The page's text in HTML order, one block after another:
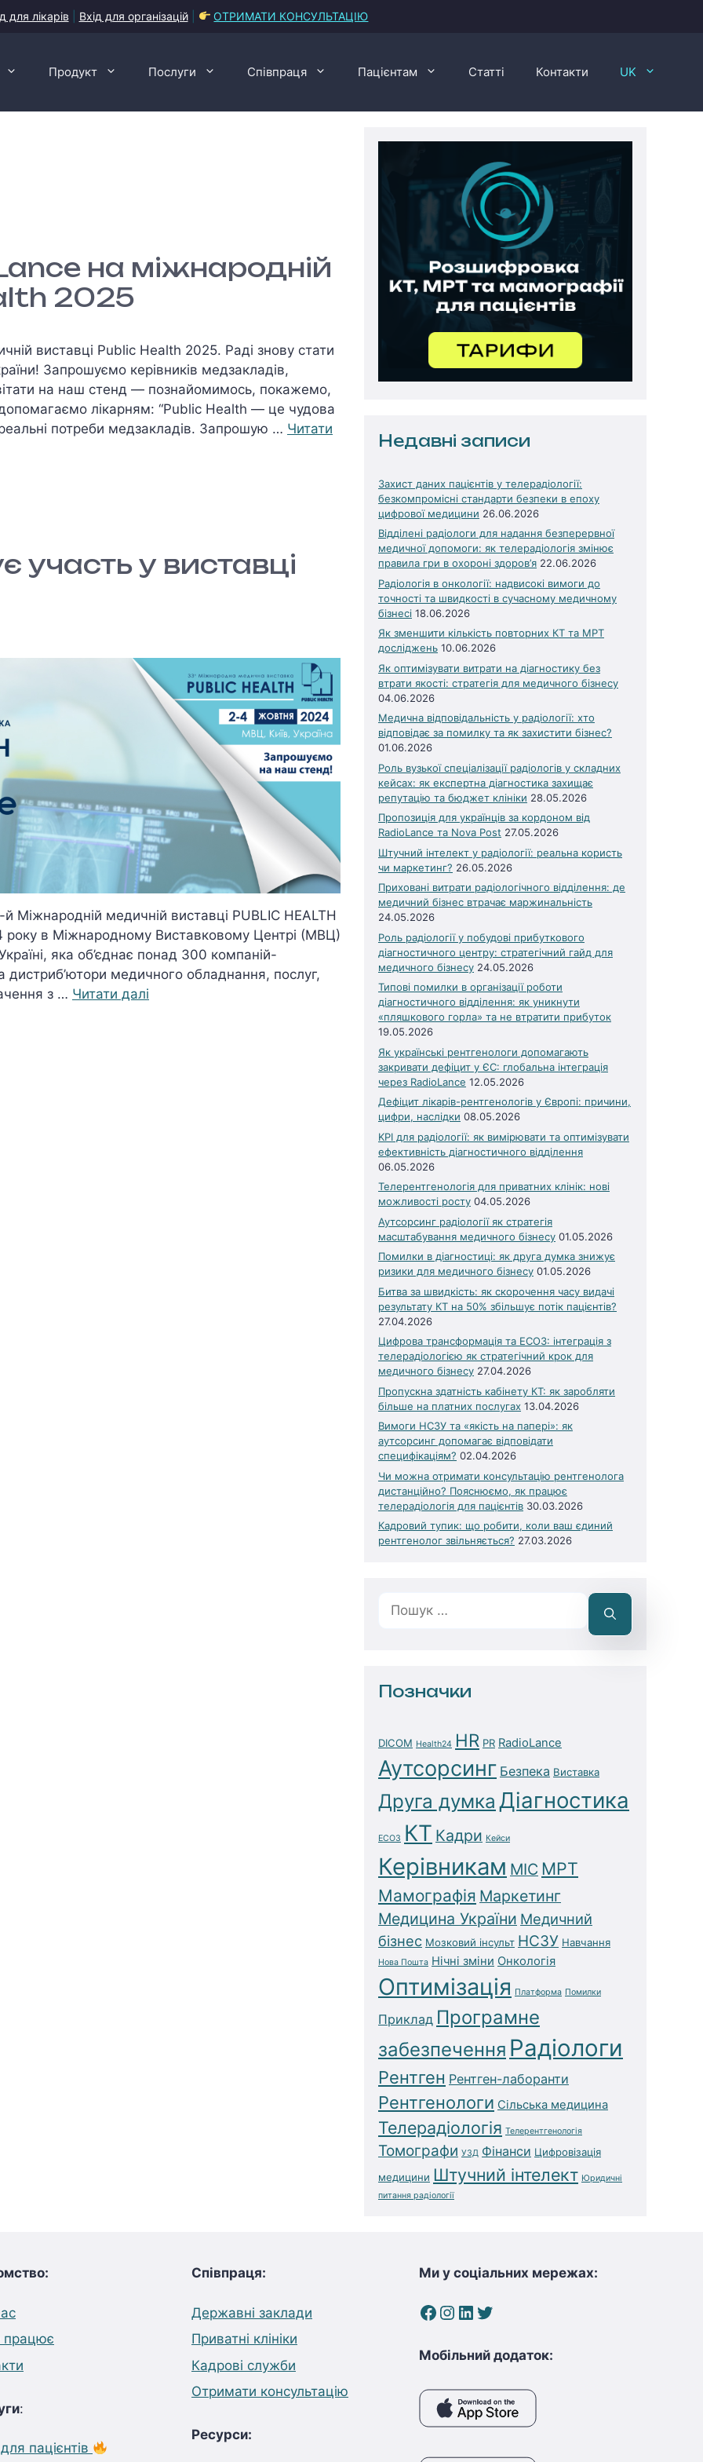
для лікарів Вхід для організацій| ОТРИМАТИ КОНСУЛЬТАЦІЮ
Продукт Послуги Співпраця Пацієнтам Статті Контакти UK
на міжнародній
2025
виставці Public Health 2025. Раді знову стати
Запрошуємо керівників медзакладів,
на наш стенд — познайомимось, покажемо,
лікарням: “Public Health — це чудова
потреби медзакладів. Запрошую … Читати
участь у виставці
медичній виставці PUBLIC HEALTH
року в Міжнародному Виставковому Центрі (МВЦ)
яка об’єднає понад 300 компаній-
дистриб’ютори медичного обладнання, послуг,
з … Читати далі
Недавні записи
Захист даних пацієнтів у телерадіології:
безкомпромісні стандарти безпеки в епоху
цифрової медицини 26.06.2026
Відділені радіологи для надання безперервної
медичної допомоги: як телерадіологія змінює
правила гри в охороні здоров’я 22.06.2026
Радіологія в онкології: надвисокі вимоги до
точності та швидкості в сучасному медичному
бізнесі 18.06.2026
Як зменшити кількість повторних КТ та МРТ
досліджень 10.06.2026
Як оптимізувати витрати на діагностику без
втрати якості: стратегія для медичного бізнесу
04.06.2026
Медична відповідальність у радіології: хто
відповідає за помилку та як захистити бізнес?
01.06.2026
Роль вузької спеціалізації радіологів у складних
кейсах: як експертна діагностика захищає
репутацію та бюджет клініки 28.05.2026
Пропозиція для українців за кордоном від
RadioLance та Nova Post 27.05.2026
Штучний інтелект у радіології: реальна користь
чи маркетинг? 26.05.2026
Приховані витрати радіологічного відділення: де
медичний бізнес втрачає маржинальність
24.05.2026
Роль радіології у побудові прибуткового
діагностичного центру: стратегічний гайд для
медичного бізнесу 24.05.2026
Типові помилки в організації роботи
діагностичного відділення: як уникнути
«пляшкового горла» та не втратити прибуток
19.05.2026
Як українські рентгенологи допомагають
закривати дефіцит у ЄС: глобальна інтеграція
через RadioLance 12.05.2026
Дефіцит лікарів-рентгенологів у Європі: причини,
цифри, наслідки 08.05.2026
KPI для радіології: як вимірювати та оптимізувати
ефективність діагностичного відділення
06.05.2026
Телерентгенологія для приватних клінік: нові
можливості росту 04.05.2026
Аутсорсинг радіології як стратегія
масштабування медичного бізнесу 01.05.2026
Помилки в діагностиці: як друга думка знижує
ризики для медичного бізнесу 01.05.2026
Битва за швидкість: як скорочення часу видачі
результату КТ на 50% збільшує потік пацієнтів?
27.04.2026
Цифрова трансформація та ЕСОЗ: інтеграція з
телерадіологією як стратегічний крок для
медичного бізнесу 27.04.2026
Пропускна здатність кабінету КТ: як заробляти
більше на платних послугах 13.04.2026
Вимоги НСЗУ та «якість на папері»: як
аутсорсинг допомагає відповідати
специфікаціям? 02.04.2026
Чи можна отримати консультацію рентгенолога
дистанційно? Пояснюємо, як працює
телерадіологія для пацієнтів 30.03.2026
Кадровий тупик: що робити, коли ваш єдиний
рентгенолог звільняється? 27.03.2026
Позначки
DICOM Health24 HR PR RadioLance
Аутсорсинг Безпека Виставка
Друга думка Діагностика
ЕСОЗ КТ Кадри Кейси
Керівникам МІС МРТ
Мамографія Маркетинг
Медицина України Медичний
бізнес Мозковий інсульт НСЗУ Навчання
Нова Пошта Нічні зміни Онкологія
Оптимізація Платформа Помилки
Приклад Програмне
забезпечення Радіологи
Рентген Рентген-лаборанти
Рентгенологи Сільська медицина
Телерадіологія Телерентгенологія
Томографи УЗД Фінанси Цифровізація
медицини Штучний інтелект Юридичні
питання радіології
працює
:
пацієнтів
Співпраця:
Державні заклади
Приватні клініки
Кадрові служби
Отримати консультацію
Ресурси:
Ми у соціальних мережах:
Facebook
Instagram
LinkedIn
Twitter
Мобільний додаток: